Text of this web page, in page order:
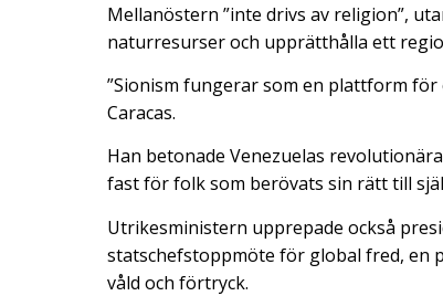
Mellanöstern ”inte drivs av religion”,
naturresurser och upprätthålla ett
”Sionism fungerar som en plattform för
Caracas.
Han betonade Venezuelas
fast för folk som berövats sin rätt till
Utrikesministern upprepade också
statschefstoppmöte för global fred,
våld och förtryck.